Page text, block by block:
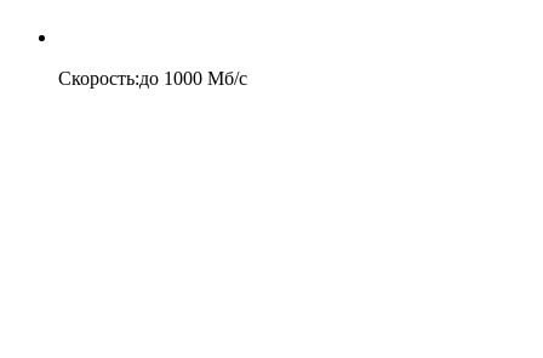
Скорость:до 1000 Мб/c